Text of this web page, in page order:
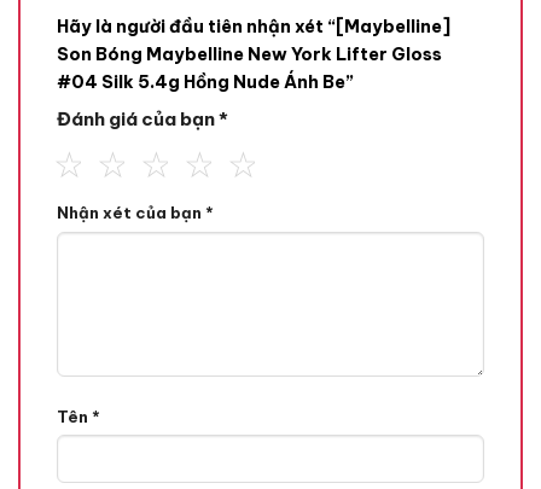
Son Bóng Maybelline New York Lifter Gloss lấy cảm hứng từ
thượng, phù hợp với làn da người Châu Á. Maybelline New York
Lifter Gloss có kết cấu kem lỏng nhẹ, dễ tán, tạo lớp bóng tự
bóng và quyến rũ.
Hãy là người đầu tiên nhận xét “[Maybelline]
Son Bóng Maybelline New York Lifter Gloss
#04 Silk 5.4g Hồng Nude Ánh Be”
Đánh giá của bạn*
Nhận xét của bạn *
Tên *